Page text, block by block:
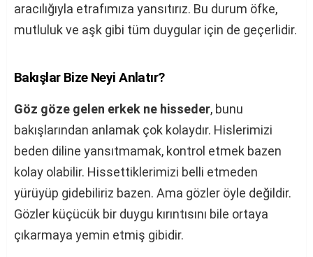
aracılığıyla etrafımıza yansıtırız. Bu durum öfke,
mutluluk ve aşk gibi tüm duygular için de geçerlidir.
Bakışlar Bize Neyi Anlatır?
Göz göze gelen erkek ne hisseder, bunu
bakışlarından anlamak çok kolaydır. Hislerimizi
beden diline yansıtmamak, kontrol etmek bazen
kolay olabilir. Hissettiklerimizi belli etmeden
yürüyüp gidebiliriz bazen. Ama gözler öyle değildir.
Gözler küçücük bir duygu kırıntısını bile ortaya
çıkarmaya yemin etmiş gibidir.